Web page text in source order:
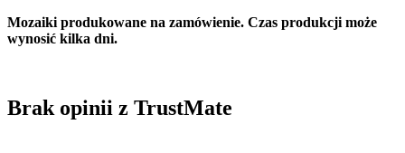
Mozaiki produkowane na zamówienie. Czas produkcji może
wynosić kilka dni.
Brak opinii z TrustMate